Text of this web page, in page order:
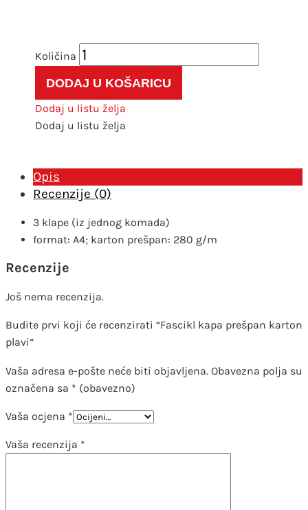
Fascikl
kapa
prešpan
karton
plavi
količina
DODAJ U KOŠARICU
Dodaj u listu želja
Dodaj u listu želja
Opis
Recenzije (0)
3 klape (iz jednog komada)
format: A4; karton prešpan: 280 g/m
Recenzije
Još nema recenzija.
Budite prvi koji će recenzirati “Fascikl kapa prešpan karton
plavi”
Vaša adresa e-pošte neće biti objavljena. Obavezna polja su
označena sa * (obavezno)
Vaša ocjena *
Vaša recenzija *